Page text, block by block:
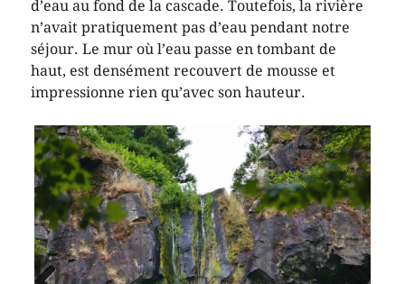
d’eau au fond de la cascade. Toutefois, la rivière
n’avait pratiquement pas d’eau pendant notre
séjour. Le mur où l’eau passe en tombant de
haut, est densément recouvert de mousse et
impressionne rien qu’avec son hauteur.